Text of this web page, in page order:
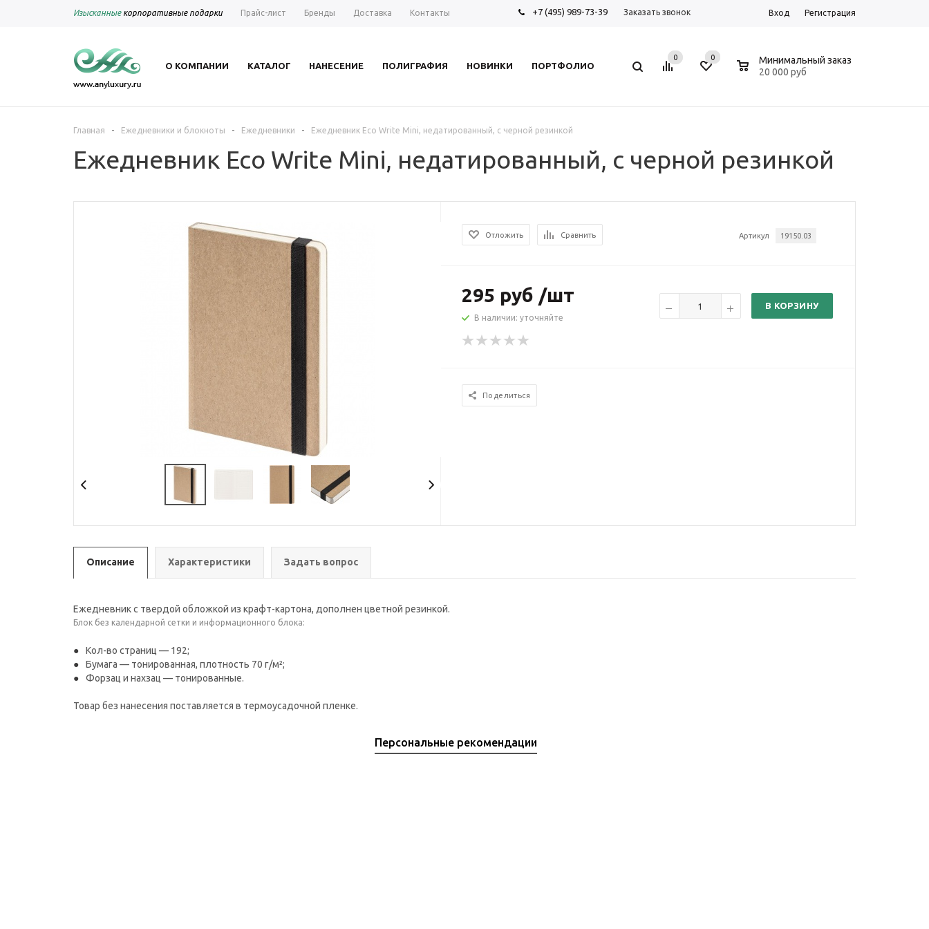
Изысканныекорпоративные подарки Прайс-лист Бренды Доставка Контакты +7 (495) 989-73-39 Заказать звонок Вход Регистрация
О КОМПАНИИ КАТАЛОГ НАНЕСЕНИЕ ПОЛИГРАФИЯ НОВИНКИ ПОРТФОЛИО
0 0
Минимальный заказ
20 000 руб
Главная - Ежедневники и блокноты - Ежедневники - Ежедневник Eco Write Mini, недатированный, с черной резинкой
Ежедневник Eco Write Mini, недатированный, с черной резинкой
Артикул 19150.03
Отложить Сравнить
295 руб /шт
В наличии: уточняйте
В КОРЗИНУ
Поделиться
Описание Характеристики Задать вопрос
Ежедневник с твердой обложкой из крафт-картона, дополнен цветной резинкой.
Блок без календарной сетки и информационного блока:
Кол-во страниц — 192;
Бумага — тонированная, плотность 70 г/м²;
Форзац и нахзац — тонированные.
Товар без нанесения поставляется в термоусадочной пленке.
Персональные рекомендации